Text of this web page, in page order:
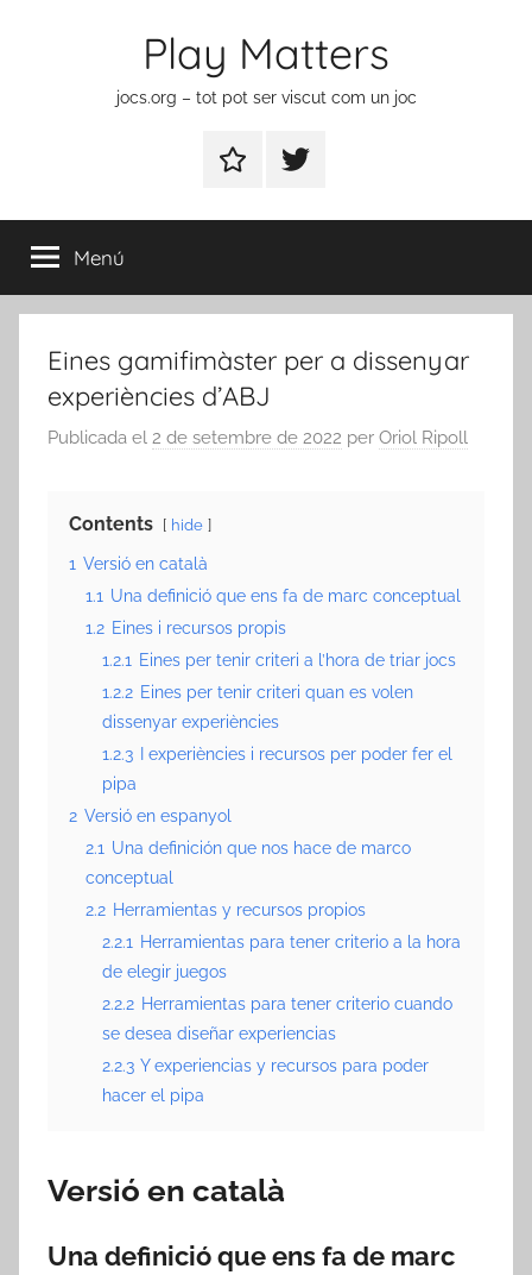
Play Matters
jocs.org – tot pot ser viscut com un joc
ContactarElement
menú
Menú
Eines gamifimàster per a dissenyar
experiències d’ABJ
Publicada el 2 de setembre de 2022 per Oriol Ripoll
Contents hide
1 Versió en català
1.1 Una definició que ens fa de marc conceptual
1.2 Eines i recursos propis
1.2.1 Eines per tenir criteri a l’hora de triar jocs
1.2.2 Eines per tenir criteri quan es volen
dissenyar experiències
1.2.3
I experiències i recursos per poder fer el
pipa
2 Versió en espanyol
2.1 Una definición que nos hace de marco
conceptual
2.2 Herramientas y recursos propios
2.2.1 Herramientas para tener criterio a la hora
de elegir juegos
2.2.2 Herramientas para tener criterio cuando
se desea diseñar experiencias
2.2.3 Y experiencias y recursos para poder
hacer el pipa
Versió en català
Una definició que ens fa de marc